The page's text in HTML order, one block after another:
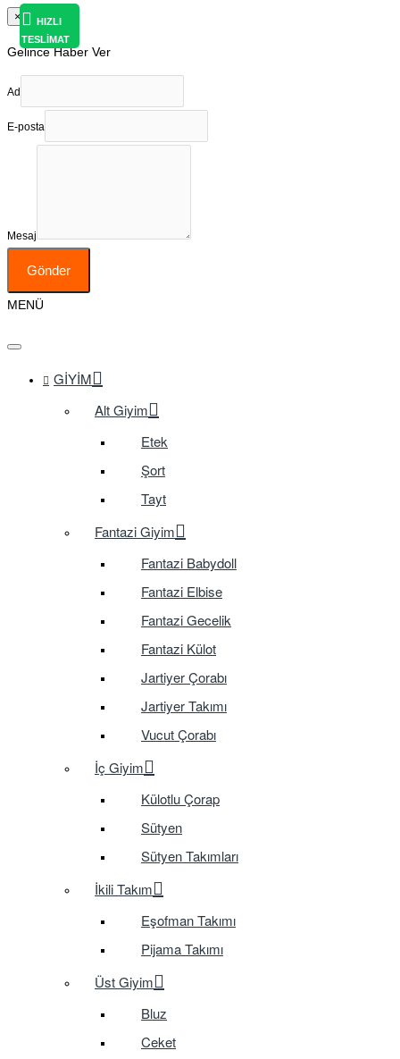
×
Gelince Haber Ver
Ad
E-posta
Mesaj
Gönder
MENÜ
GIYIM
Alt Giyim
Etek
Şort
Tayt
Fantazi Giyim
Fantazi Babydoll
Fantazi Elbise
Fantazi Gecelik
Fantazi Külot
Jartiyer Çorabı
Jartiyer Takımı
Vucut Çorabı
İç Giyim
Külotlu Çorap
Sütyen
Sütyen Takımları
İkili Takım
Eşofman Takımı
Pijama Takımı
Üst Giyim
Bluz
Ceket
HIZLI
TESLİMAT